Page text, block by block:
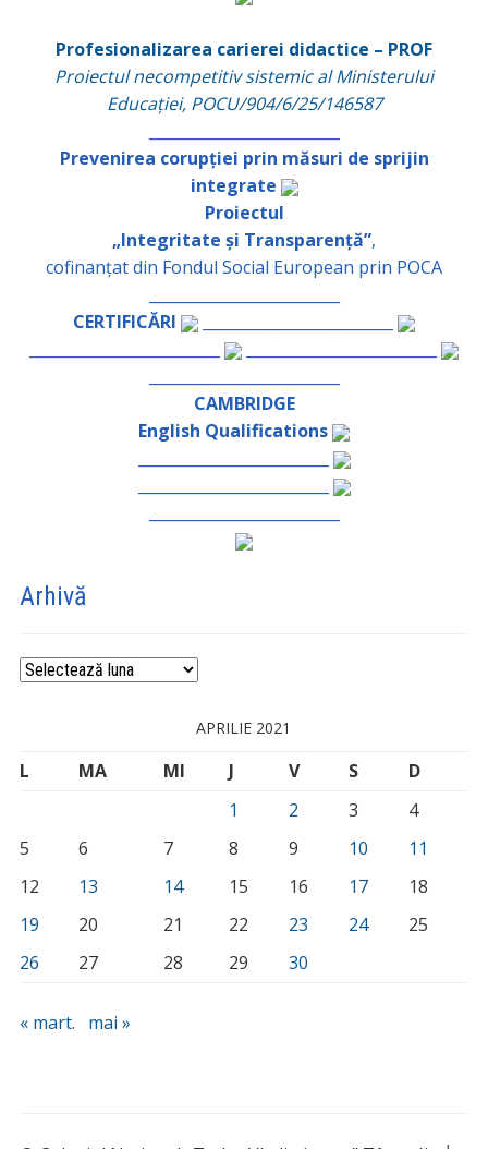
Profesionalizarea carierei didactice – PROF
Proiectul necompetitiv sistemic al Ministerului
Educației, POCU/904/6/25/146587
Prevenirea corupției prin măsuri de sprijin
integrate
Proiectul
„Integritate și Transparență”,
cofinanțat din Fondul Social European prin POCA
CERTIFICĂRI
CAMBRIDGE
English Qualifications
Arhivă
Arhivă
APRILIE 2021
L MA MI J V S
D
1
2 3
4
5
6 7 8 9 10
11
12
13 14 15 16 17
18
19
20 21 22 23 24
25
26
27 28 29 30
« mart. mai »